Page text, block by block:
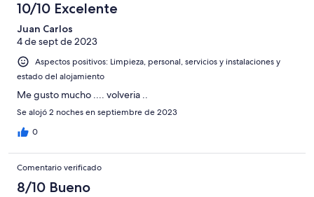
10/10 Excelente
Juan Carlos
4 de sept de 2023
Aspectos positivos: Limpieza, personal, servicios y instalaciones y
estado del alojamiento
Me gusto mucho .... volveria ..
Se alojó 2 noches en septiembre de 2023
0
Comentario verificado
8/10 Bueno